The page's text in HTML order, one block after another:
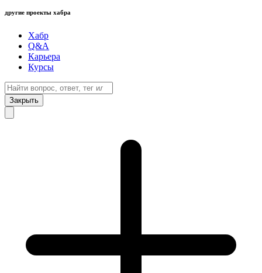
другие проекты хабра
Хабр
Q&A
Карьера
Курсы
Закрыть